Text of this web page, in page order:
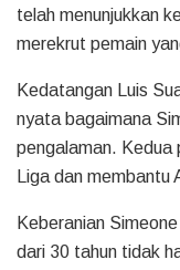
telah menunjukkan
merekrut pemain
Kedatangan Luis
nyata bagaimana
pengalaman. Kedua
Liga dan
Keberanian
dari 30 tahun tidak